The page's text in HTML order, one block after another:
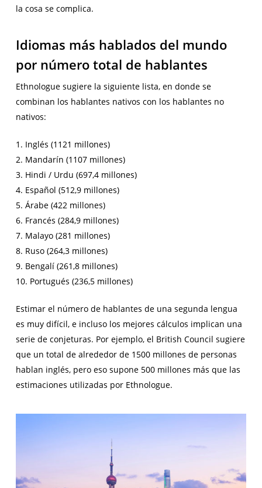
la cosa se complica.
Idiomas más hablados del mundo
por número total de hablantes
Ethnologue sugiere la siguiente lista, en donde se
combinan los hablantes nativos con los hablantes no
nativos:
1. Inglés (1121 millones)
2. Mandarín (1107 millones)
3. Hindi / Urdu (697,4 millones)
4. Español (512,9 millones)
5. Árabe (422 millones)
6. Francés (284,9 millones)
7. Malayo (281 millones)
8. Ruso (264,3 millones)
9. Bengalí (261,8 millones)
10. Portugués (236,5 millones)
Estimar el número de hablantes de una segunda lengua
es muy difícil, e incluso los mejores cálculos implican una
serie de conjeturas. Por ejemplo, el British Council sugiere
que un total de alrededor de 1500 millones de personas
hablan inglés, pero eso supone 500 millones más que las
estimaciones utilizadas por Ethnologue.